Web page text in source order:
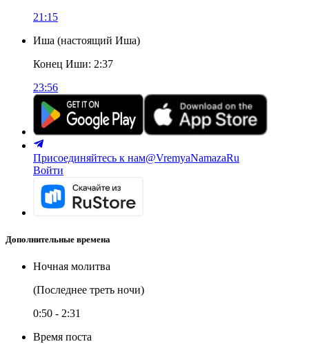
21:15
Иша (настоящий Иша)
Конец Иши: 2:37
23:56
Присоединяйтесь к нам@VremyaNamazaRu
Войти
Дополнительные времена
Ночная молитва
(Последнее треть ночи)
0:50 - 2:31
Время поста